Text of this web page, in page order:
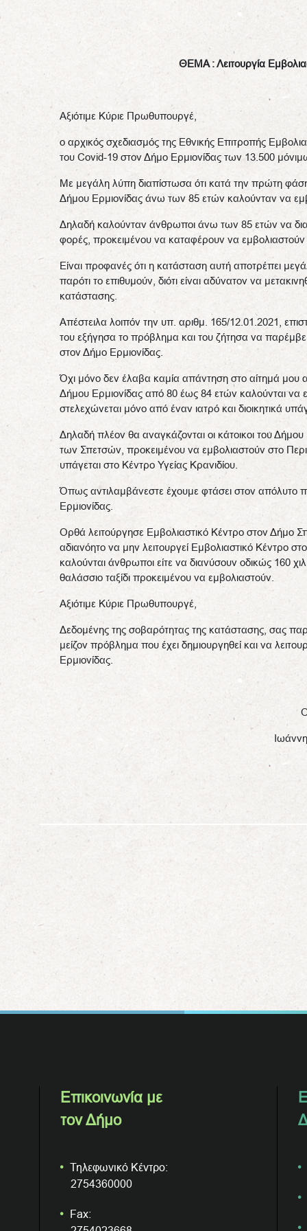
ΘΕΜΑ : Λειτουργία
Αξιότιμε Κύριε Πρωθυπουργέ,
ο αρχικός σχεδιασμός της Εθνικής Επιτροπής
του Covid-19 στον Δήμο Ερμιονίδας των 13.500
Με μεγάλη λύπη διαπίστωσα ότι κατά την πρώτη φάση
Δήμου Ερμιονίδας άνω των 85 ετών καλούνταν να
Δηλαδή καλούνταν άνθρωποι άνω των 85 ετών να
φορές, προκειμένου να καταφέρουν να εμβολιαστούν
Είναι προφανές ότι η κατάσταση αυτή αποτρέπει
παρότι το επιθυμούν, διότι είναι αδύνατον να
κατάστασης.
Απέστειλα λοιπόν την υπ. αριθμ. 165/12.01.2021,
του εξήγησα το πρόβλημα και του ζήτησα να
στον Δήμο Ερμιονίδας.
Όχι μόνο δεν έλαβα καμία απάντηση στο αίτημά μου
Δήμου Ερμιονίδας από 80 έως 84 ετών καλούνται να
στελεχώνεται μόνο από έναν ιατρό και διοικητικά
Δηλαδή πλέον θα αναγκάζονται οι κάτοικοι του
των Σπετσών, προκειμένου να εμβολιαστούν στο
υπάγεται στο Κέντρο Υγείας Κρανιδίου.
Όπως αντιλαμβάνεστε έχουμε φτάσει στον απόλυτο
Ερμιονίδας.
Ορθά λειτούργησε Εμβολιαστικό Κέντρο στον Δήμο
αδιανόητο να μην λειτουργεί Εμβολιαστικό Κέντρο
καλούνται άνθρωποι είτε να διανύσουν οδικώς 160
θαλάσσιο ταξίδι προκειμένου να εμβολιαστούν.
Αξιότιμε Κύριε Πρωθυπουργέ,
Δεδομένης της σοβαρότητας της κατάστασης, σας
μείζον πρόβλημα που έχει δημιουργηθεί και να
Ερμιονίδας.
Επικοινωνία με
τον Δήμο
Τηλεφωνικό Κέντρο:
2754360000
Fax: